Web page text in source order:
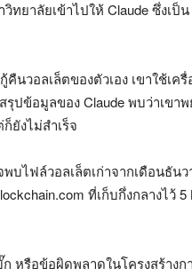
ยาลัยเข้าไปให้ Claude ซึ่งเป็
วอลเล็ตของตัวเอง เขาใช้เค
รุปข้อมูลของ Claude พบว่าเข
ยังไม่สำเร็จ
บไฟล์วอลเล็ตเก่าจากเดือนธัน
ที่เก็บกึ่งกลางไว้
หรือข้อผิดพลาดในโครงสร้าง